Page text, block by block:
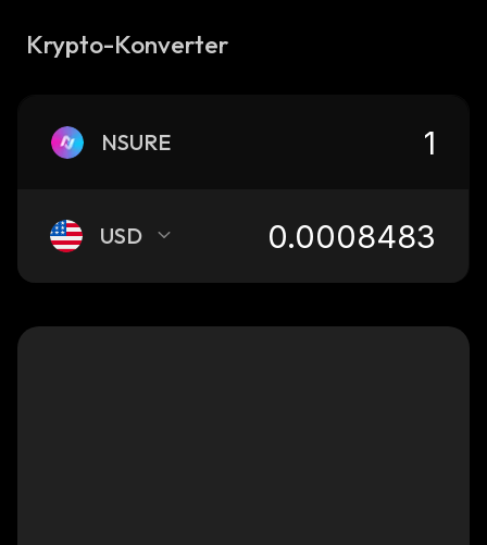
Krypto-Konverter
NSURE
USD